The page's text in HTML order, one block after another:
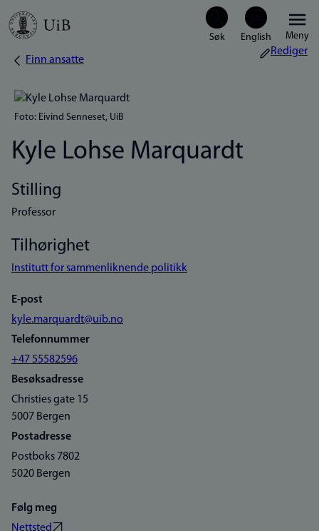
Hopp
Meny
Navigasjonssti
Finn ansatte
Rediger
Foto: Eivind Senneset, UiB
Kyle Lohse Marquardt
Stilling
Professor
Tilhørighet
Institutt for sammenliknende politikk
E-post
kyle.marquardt@uib.no
Telefonnummer
+47 55582596
Besøksadresse
Christies gate 15
5007 Bergen
Postadresse
Postboks 7802
5020 Bergen
Følg meg
Nettsted